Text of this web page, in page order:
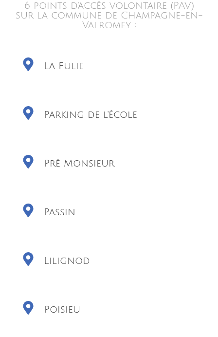
6 points d'accès volontaire (PAV)
sur la commune de Champagne-en-
Valromey :
La Fulie
Parking de l'école
Pré Monsieur
Passin
Lilignod
Poisieu